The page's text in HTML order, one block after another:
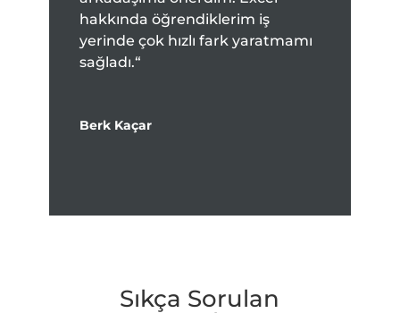
hakkında öğrendiklerim iş
yerinde çok hızlı fark yaratmamı
sağladı.“
Berk Kaçar
Sıkça Sorulan